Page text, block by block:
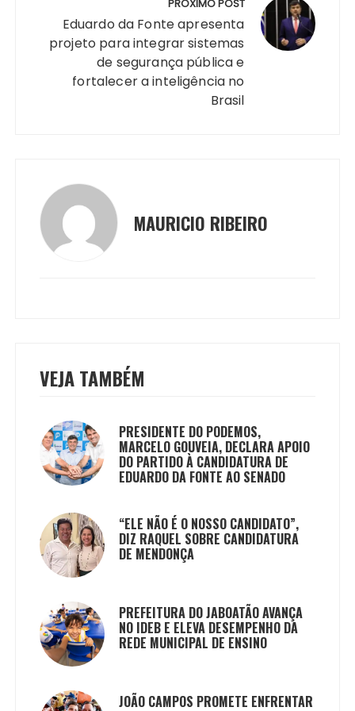
PRÓXIMO POST
Eduardo da Fonte apresenta
projeto para integrar sistemas
de segurança pública e
fortalecer a inteligência no
Brasil
MAURICIO RIBEIRO
VEJA TAMBÉM
PRESIDENTE DO PODEMOS,
MARCELO GOUVEIA, DECLARA APOIO
DO PARTIDO À CANDIDATURA DE
EDUARDO DA FONTE AO SENADO
“ELE NÃO É O NOSSO CANDIDATO”,
DIZ RAQUEL SOBRE CANDIDATURA
DE MENDONÇA
PREFEITURA DO JABOATÃO AVANÇA
NO IDEB E ELEVA DESEMPENHO DA
REDE MUNICIPAL DE ENSINO
JOÃO CAMPOS PROMETE ENFRENTAR